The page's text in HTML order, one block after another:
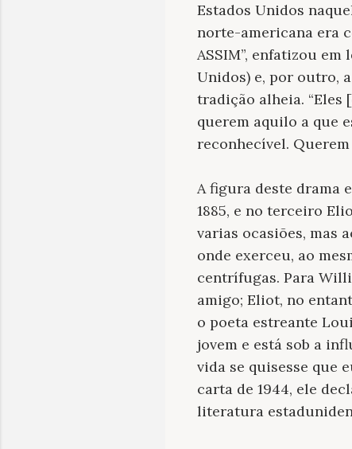
Estados Unidos
norte-americana era
ASSIM”, enfatizou
Unidos) e, por outro,
tradição alheia. “Eles
querem aquilo a que
reconhecível.
A figura deste drama
1885, e no terceiro
varias ocasiões, mas
onde exerceu, ao
centrífugas. Para
amigo; Eliot, no
o poeta estreante
jovem e está sob a
vida se quisesse que
carta de 1944, ele
literatura